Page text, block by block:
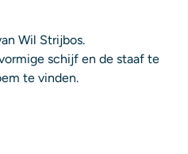
Wil Strijbos.
schijf en de staaf te
te vinden.